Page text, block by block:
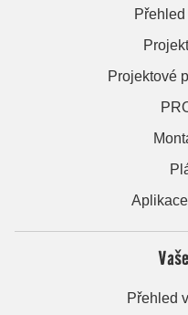
Projektové
Přehled